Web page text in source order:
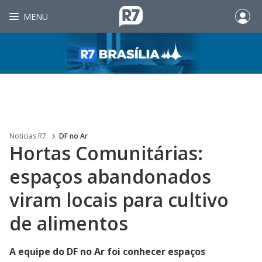
MENU
Noticias R7 DF no Ar
Hortas Comunitárias:
espaços abandonados
viram locais para cultivo
de alimentos
A equipe do DF no Ar foi conhecer espaços